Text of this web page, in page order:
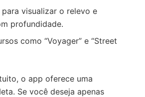
para visualizar o relevo e
profundidade.
como “Voyager” e “Street
o app oferece uma
Se você deseja apenas